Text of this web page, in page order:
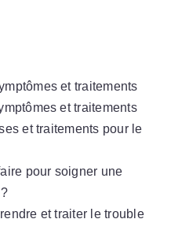
et traitements
et traitements
et traitements pour le
pour soigner une
et traiter le trouble